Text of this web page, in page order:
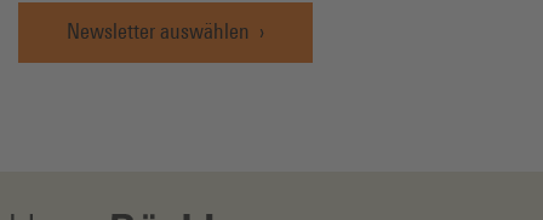
Newsletter auswählen